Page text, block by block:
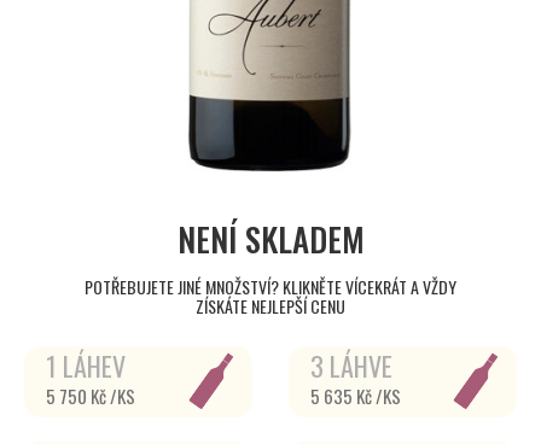
NENÍ SKLADEM
POTŘEBUJETE JINÉ MNOŽSTVÍ? KLIKNĚTE VÍCEKRÁT A VŽDY
ZÍSKÁTE NEJLEPŠÍ CENU
1 LÁHEV
5 750 Kč /KS
3 LÁHVE
5 635 Kč /KS